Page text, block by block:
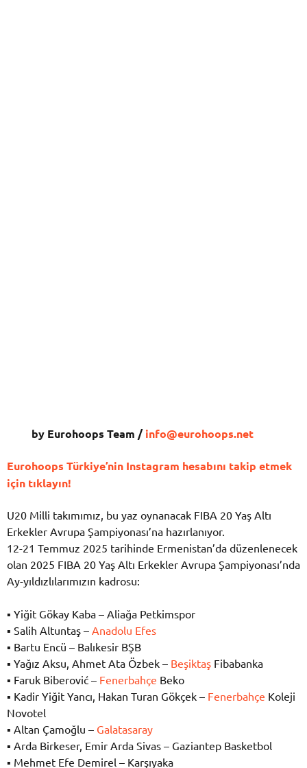
by Eurohoops Team /info@eurohoops.net
Eurohoops Türkiye’nin Instagram hesabını takip etmek
için tıklayın!
U20 Milli takımımız, bu yaz oynanacak FIBA 20 Yaş Altı
Erkekler Avrupa Şampiyonası’na hazırlanıyor.
12-21 Temmuz 2025 tarihinde Ermenistan’da düzenlenecek
olan 2025 FIBA 20 Yaş Altı Erkekler Avrupa Şampiyonası’nda
Ay-yıldızlılarımızın kadrosu:
▪ Yiğit Gökay Kaba – Aliağa Petkimspor
▪ Salih Altuntaş – Anadolu Efes
▪ Bartu Encü – Balıkesir BŞB
▪ Yağız Aksu, Ahmet Ata Özbek – Beşiktaş Fibabanka
▪ Faruk Biberović – Fenerbahçe Beko
▪ Kadir Yiğit Yancı, Hakan Turan Gökçek – Fenerbahçe Koleji
Novotel
▪ Altan Çamoğlu – Galatasaray
▪ Arda Birkeser, Emir Arda Sivas – Gaziantep Basketbol
▪ Mehmet Efe Demirel – Karşıyaka